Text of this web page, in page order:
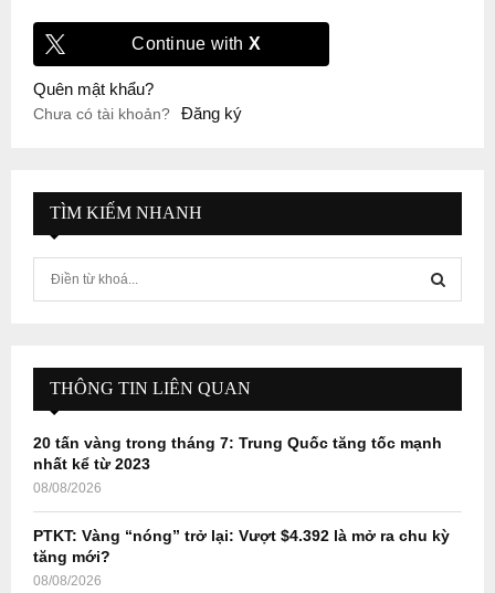
Continue with X
Quên mật khẩu?
Chưa có tài khoản? Đăng ký
TÌM KIẾM NHANH
f
r
E
A
H
THÔNG TIN LIÊN QUAN
20 tấn vàng trong tháng 7: Trung Quốc tăng tốc mạnh
nhất kể từ 2023
08/08/2026
PTKT: Vàng “nóng” trở lại: Vượt $4.392 là mở ra chu kỳ
tăng mới?
08/08/2026